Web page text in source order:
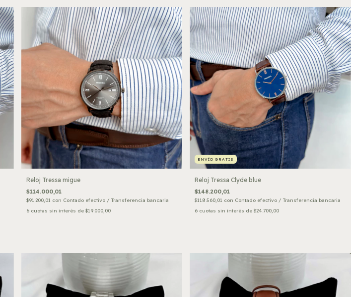
Reloj Tressa migue
$114.000,01
$91.200,01 con Contado efectivo / Transferencia bancaria
6 cuotas sin interés de $19.000,00
ENVÍO GRATIS
Reloj Tressa Clyde blue
$148.200,01
$118.560,01 con Contado efectivo / Transferencia bancaria
6 cuotas sin interés de$24.700,00